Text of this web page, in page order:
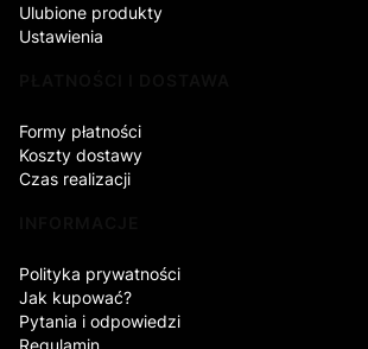
Ulubione produkty
Ustawienia
Formy płatności
Koszty dostawy
Czas realizacji
Polityka prywatności
Jak kupować?
Pytania i odpowiedzi
Regulamin